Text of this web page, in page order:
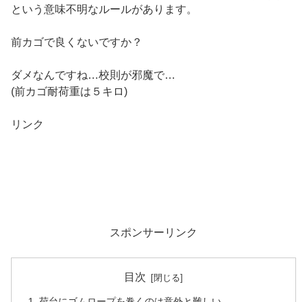
という意味不明なルールがあります。
前カゴで良くないですか？
ダメなんですね…校則が邪魔で…
(前カゴ耐荷重は５キロ)
リンク
スポンサーリンク
目次